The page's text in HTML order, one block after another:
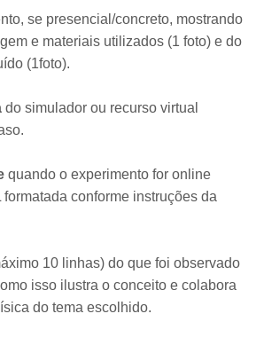
se presencial/concreto, mostrando
e materiais utilizados (1 foto) e do
(1foto).
do simulador ou recurso virtual
quando o experimento for online
conforme instruções da
10 linhas) do que foi observado
isso ilustra o conceito e colabora
do tema escolhido.